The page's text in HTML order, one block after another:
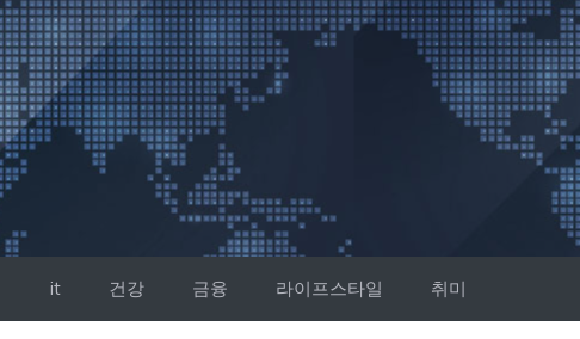
컨
텐
츠
로
건
너
기
it 건강 금융 라이프스타일 취미